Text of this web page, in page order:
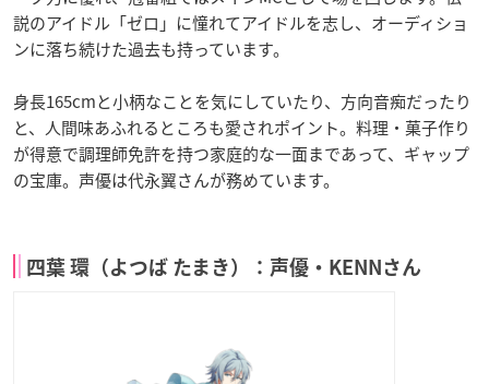
説のアイドル「ゼロ」に憧れてアイドルを志し、オーディショ
ンに落ち続けた過去も持っています。
身長165cmと小柄なことを気にしていたり、方向音痴だったり
と、人間味あふれるところも愛されポイント。料理・菓子作り
が得意で調理師免許を持つ家庭的な一面まであって、ギャップ
の宝庫。声優は代永翼さんが務めています。
四葉 環（よつば たまき）：声優・KENNさん